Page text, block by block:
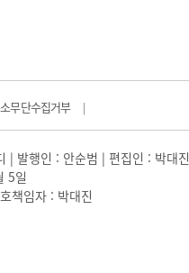
무단수집거부 |
발행인 : 안순범 | 편집인 : 박대진
5일
책임자 : 박대진